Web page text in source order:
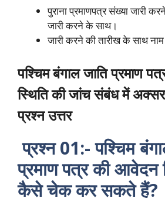
पुराना प्रमाणपत्र संख्या जारी
जारी करने के साथ।
जारी करने की तारीख के साथ
पश्चिम बंगाल जाति प्रमाण
स्थिति की जांच संबंध में
प्रश्न उत्तर
प्रश्न 01:- पश्चिम
प्रमाण पत्र की आवेदन
कैसे चेक कर सकते हैं?